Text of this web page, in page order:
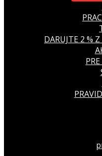
DARUJTE 2 %